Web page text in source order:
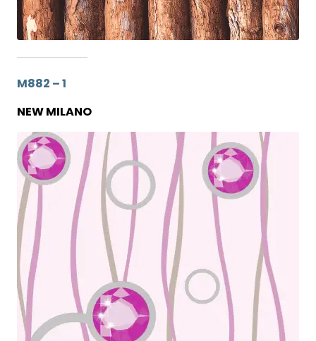
M882 – 1
NEW MILANO